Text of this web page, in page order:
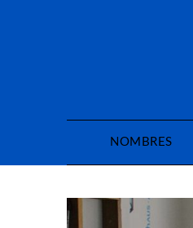
NOMBRES